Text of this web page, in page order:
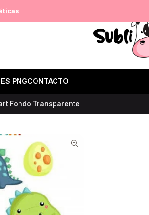
PNGCONTACTO
Fondo Transparente